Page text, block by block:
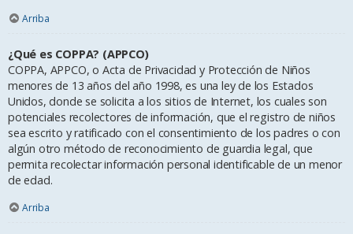
Arriba
¿Qué es COPPA? (APPCO)
COPPA, APPCO, o Acta de Privacidad y Protección de Niños
menores de 13 años del año 1998, es una ley de los Estados
Unidos, donde se solicita a los sitios de Internet, los cuales son
potenciales recolectores de información, que el registro de niños
sea escrito y ratificado con el consentimiento de los padres o con
algún otro método de reconocimiento de guardia legal, que
permita recolectar información personal identificable de un menor
de edad.
Arriba